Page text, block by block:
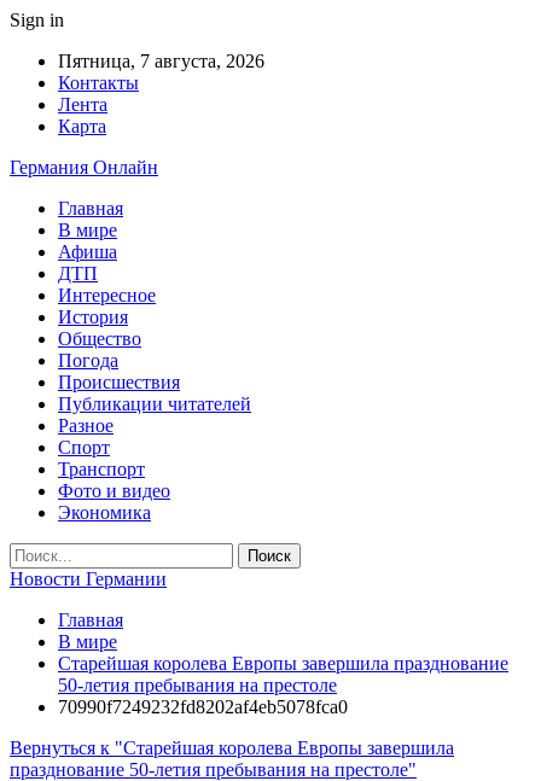
Sign in
Пятница, 7 августа, 2026
Контакты
Лента
Карта
Германия Онлайн
Главная
В мире
Афиша
ДТП
Интересное
История
Общество
Погода
Происшествия
Публикации читателей
Разное
Спорт
Транспорт
Фото и видео
Экономика
Новости Германии
Главная
В мире
Старейшая королева Европы завершила празднование
50-летия пребывания на престоле
70990f7249232fd8202af4eb5078fca0
Вернуться к "Старейшая королева Европы завершила
празднование 50-летия пребывания на престоле"